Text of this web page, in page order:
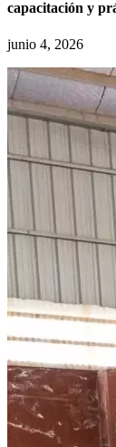
capacitación y
junio 4, 2026